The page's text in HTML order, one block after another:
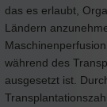
das es erlaubt,
Ländern
während des
ausgesetzt ist.